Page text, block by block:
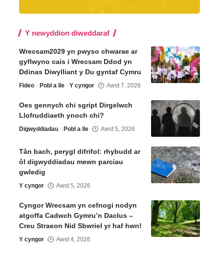
Y newyddion diweddaraf
Wrecsam2029 yn pwyso chwarae ar
gyflwyno cais i Wrecsam Ddod yn
Ddinas Diwylliant y Du gyntaf Cymru
Fideo Pobl a lle Y cyngor Awst 7, 2026
Oes gennych chi sgript Dirgelwch
Llofruddiaeth ynoch chi?
Digwyddiadau Pobl a lle Awst 5, 2026
Tân bach, perygl difrifol: rhybudd ar
ôl digwyddiadau mewn parciau
gwledig
Y cyngor Awst 5, 2026
Cyngor Wrecsam yn cefnogi nodyn
atgoffa Cadwch Gymru’n Daclus –
Creu Straeon Nid Sbwriel yr haf hwn!
Y cyngor Awst 4, 2026